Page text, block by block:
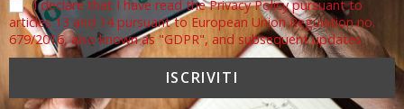
I declare that I have read the Privacy Policy pursuant to
articles 13 and 14 pursuant to European Union Regulation no.
679/2016, also known as "GDPR", and subsequent updates.